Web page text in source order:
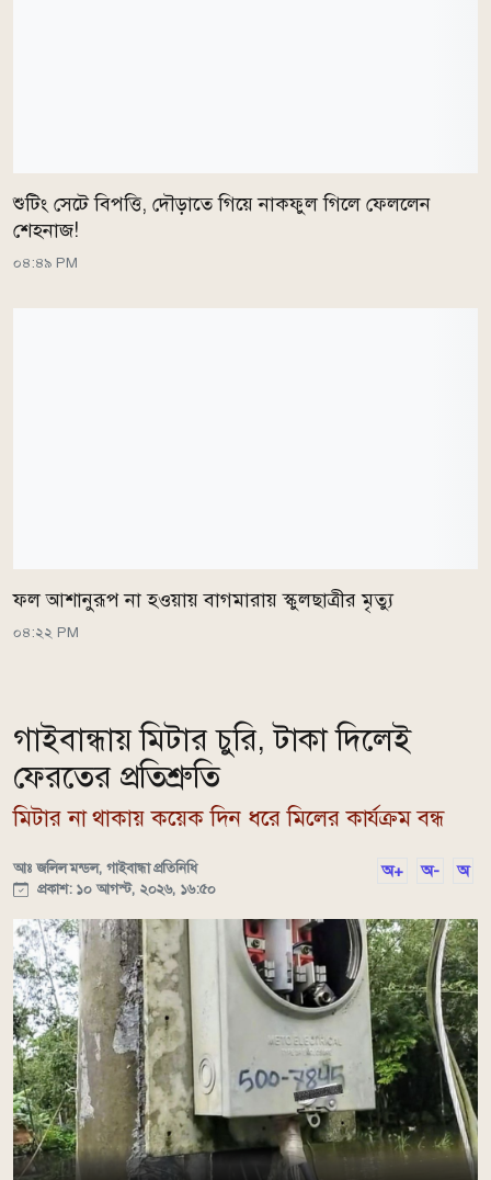
শুটিং সেটে বিপত্তি, দৌড়াতে গিয়ে নাকফুল গিলে ফেললেন
শেহনাজ!
০৪:৪৯ PM
ফল আশানুরূপ না হওয়ায় বাগমারায় স্কুলছাত্রীর মৃত্যু
০৪:২২ PM
গাইবান্ধায় মিটার চুরি, টাকা দিলেই
ফেরতের প্রতিশ্রুতি
মিটার না থাকায় কয়েক দিন ধরে মিলের কার্যক্রম বন্ধ
আঃ জলিল মন্ডল, গাইবান্ধা প্রতিনিধি
প্রকাশ: ১০ আগস্ট, ২০২৬, ১৬:৫০
অ+ অ- অ